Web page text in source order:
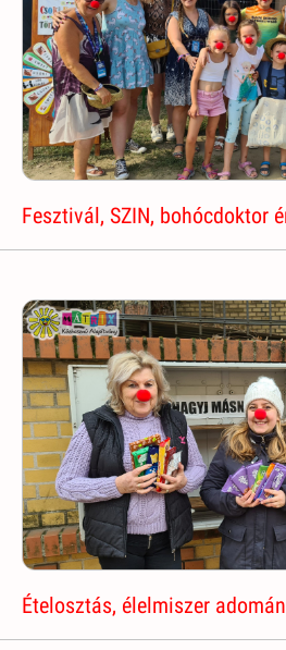
Fesztivál, SZIN, bohócdoktor
Ételosztás, élelmiszer